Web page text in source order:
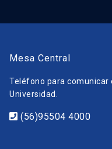
Mesa Central
Teléfono para comunicar
Universidad.
(56)95504 4000